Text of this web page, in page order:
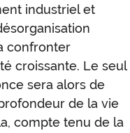
industriel et
confronter
croissante. Le seul
sera alors de
de la vie
compte tenu de la